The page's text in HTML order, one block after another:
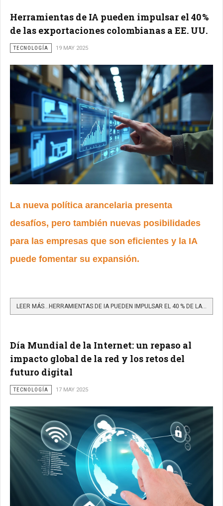
Herramientas de IA pueden impulsar el 40 %
de las exportaciones colombianas a EE. UU.
TECNOLOGÍA 19 MAY 2025
La nueva política arancelaria presenta
desafíos, pero también nuevas posibilidades
para las empresas que son eficientes y la IA
puede fomentar su expansión.
LEER MÁS…HERRAMIENTAS DE IA PUEDEN IMPULSAR EL 40 % DE LAS EXPORTACIONES COLOMBIANAS A EE. UU.
Día Mundial de la Internet: un repaso al
impacto global de la red y los retos del
futuro digital
TECNOLOGÍA 17 MAY 2025